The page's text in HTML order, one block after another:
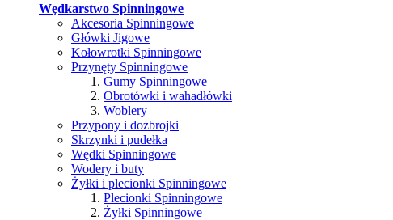
Wędkarstwo Spinningowe
Akcesoria Spinningowe
Główki Jigowe
Kołowrotki Spinningowe
Przynęty Spinningowe
Gumy Spinningowe
Obrotówki i wahadłówki
Woblery
Przypony i dozbrojki
Skrzynki i pudełka
Wędki Spinningowe
Wodery i buty
Żyłki i plecionki Spinningowe
Plecionki Spinningowe
Żyłki Spinningowe